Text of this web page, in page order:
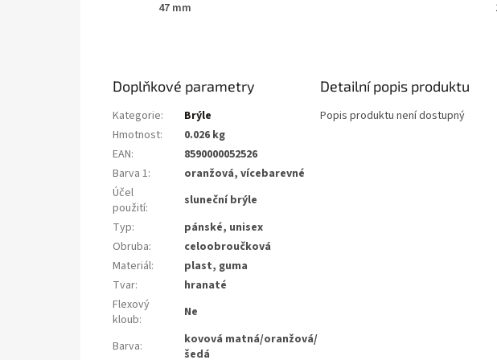
47 mm
Doplňkové parametry
Kategorie:
Brýle
Hmotnost:
0.026 kg
EAN:
8590000052526
Barva 1:
oranžová, vícebarevné
Účel
použití:
sluneční brýle
Typ:
pánské, unisex
Obruba:
celoobroučková
Materiál:
plast, guma
Tvar:
hranaté
Flexový
kloub: Ne
Barva:
kovová matná/oranžová/
šedá
Detailní popis produktu
Popis produktu není dostupný